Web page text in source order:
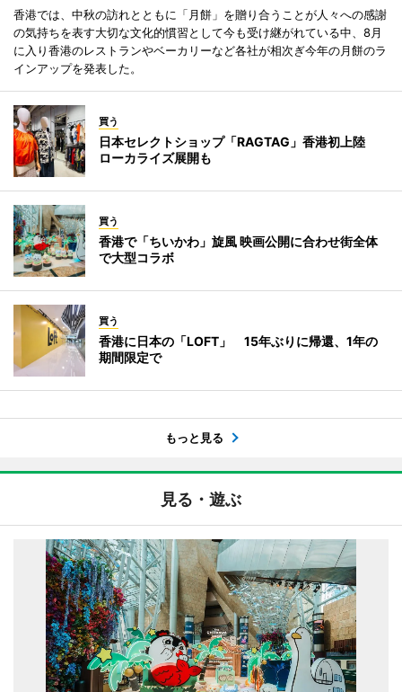
香港では、中秋の訪れとともに「月餅」を贈り合うことが人々への感謝
の気持ちを表す大切な文化的慣習として今も受け継がれている中、8月
に入り香港のレストランやベーカリーなど各社が相次ぎ今年の月餅のラ
インアップを発表した。
買う
日本セレクトショップ「RAGTAG」香港初上陸
ローカライズ展開も
買う
香港で「ちいかわ」旋風 映画公開に合わせ街全体
で大型コラボ
買う
香港に日本の「LOFT」 15年ぶりに帰還、1年の
期間限定で
もっと見る
見る・遊ぶ